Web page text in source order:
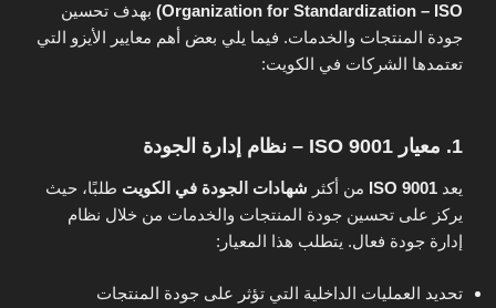
Organization for Standardization – ISO) بهدف تحسين
جودة المنتجات والخدمات. فيما يلي بعض أهم معايير الأيزو التي
تعتمدها الشركات في الكويت:
1. معيار ISO 9001 – نظام إدارة الجودة
يعد ISO 9001 من أكثر شهادات الجودة في الكويت طلبًا، حيث
يركز على تحسين جودة المنتجات والخدمات من خلال نظام
إدارة جودة فعال. يتطلب هذا المعيار:
تحديد العمليات الداخلية التي تؤثر على جودة المنتجات